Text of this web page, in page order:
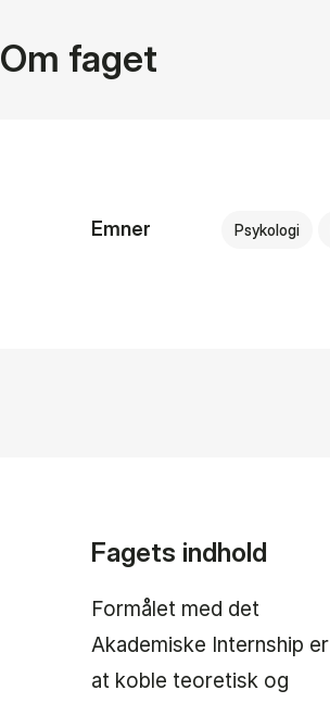
Om faget
Emner Psykologi
Fagets indhold
Formålet med det
Akademiske Internship er
at koble teoretisk og